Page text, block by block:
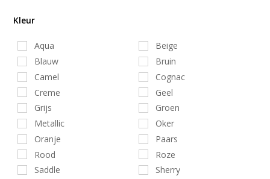
Kleur
Aqua
Beige
Blauw
Bruin
Camel
Cognac
Creme
Geel
Grijs
Groen
Metallic
Oker
Oranje
Paars
Rood
Roze
Saddle
Sherry